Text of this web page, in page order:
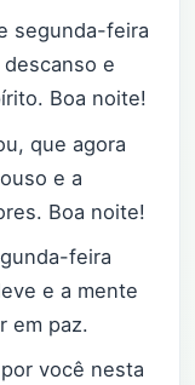
segunda-feira
e
Boa noite!
que agora
e a
Boa noite!
feira
e a mente
em paz.
você nesta